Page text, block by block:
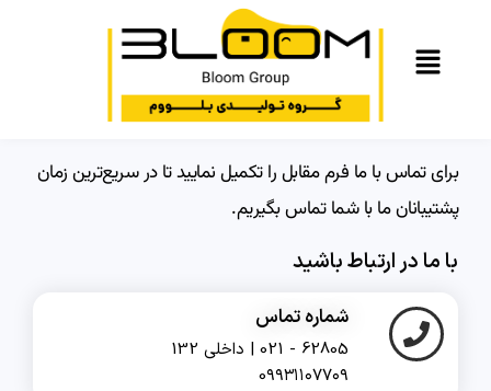
برای تماس با ما فرم مقابل را تکمیل نمایید تا در سریع‌ترین زمان
پشتیبانان ما با شما تماس بگیریم.
با ما در ارتباط باشید
شماره تماس
62805 - 021 | داخلی 132
0۹۹۳۱۱۰۷۷۰۹